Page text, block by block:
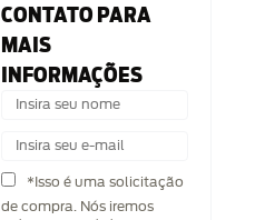
CONTATO PARA
MAIS
INFORMAÇÕES
*Isso é uma solicitação
de compra. Nós iremos